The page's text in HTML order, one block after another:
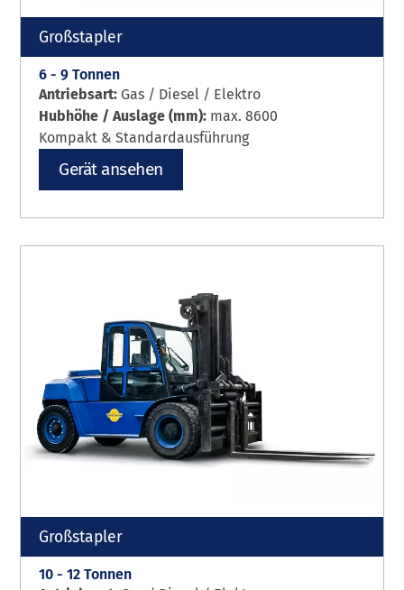
Großstapler
6 - 9 Tonnen
Antriebsart: Gas / Diesel / Elektro
Hubhöhe / Auslage (mm): max. 8600
Kompakt & Standardausführung
Gerät ansehen
Großstapler
10 - 12 Tonnen